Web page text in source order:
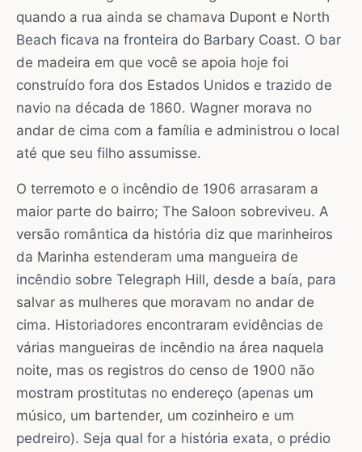
quando a rua ainda se chamava Dupont e North
Beach ficava na fronteira do Barbary Coast. O bar
de madeira em que você se apoia hoje foi
construído fora dos Estados Unidos e trazido de
navio na década de 1860. Wagner morava no
andar de cima com a família e administrou o local
até que seu filho assumisse.
O terremoto e o incêndio de 1906 arrasaram a
maior parte do bairro; The Saloon sobreviveu. A
versão romântica da história diz que marinheiros
da Marinha estenderam uma mangueira de
incêndio sobre Telegraph Hill, desde a baía, para
salvar as mulheres que moravam no andar de
cima. Historiadores encontraram evidências de
várias mangueiras de incêndio na área naquela
noite, mas os registros do censo de 1900 não
mostram prostitutas no endereço (apenas um
músico, um bartender, um cozinheiro e um
pedreiro). Seja qual for a história exata, o prédio